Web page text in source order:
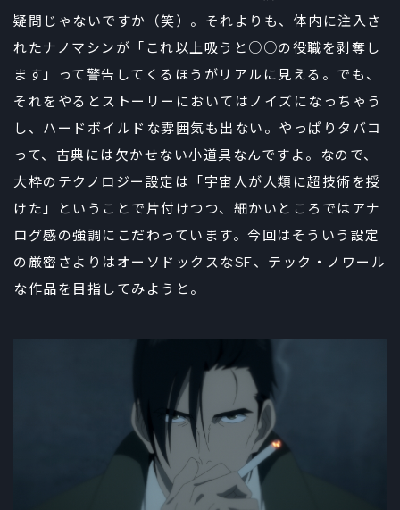
疑問じゃないですか（笑）。それよりも、体内に注入さ
れたナノマシンが「これ以上吸うと○○の役職を剥奪し
ます」って警告してくるほうがリアルに見える。でも、
それをやるとストーリーにおいてはノイズになっちゃう
し、ハードボイルドな雰囲気も出ない。やっぱりタバコ
って、古典には欠かせない小道具なんですよ。なので、
大枠のテクノロジー設定は「宇宙人が人類に超技術を授
けた」ということで片付けつつ、細かいところではアナ
ログ感の強調にこだわっています。今回はそういう設定
の厳密さよりはオーソドックスなSF、テック・ノワール
な作品を目指してみようと。